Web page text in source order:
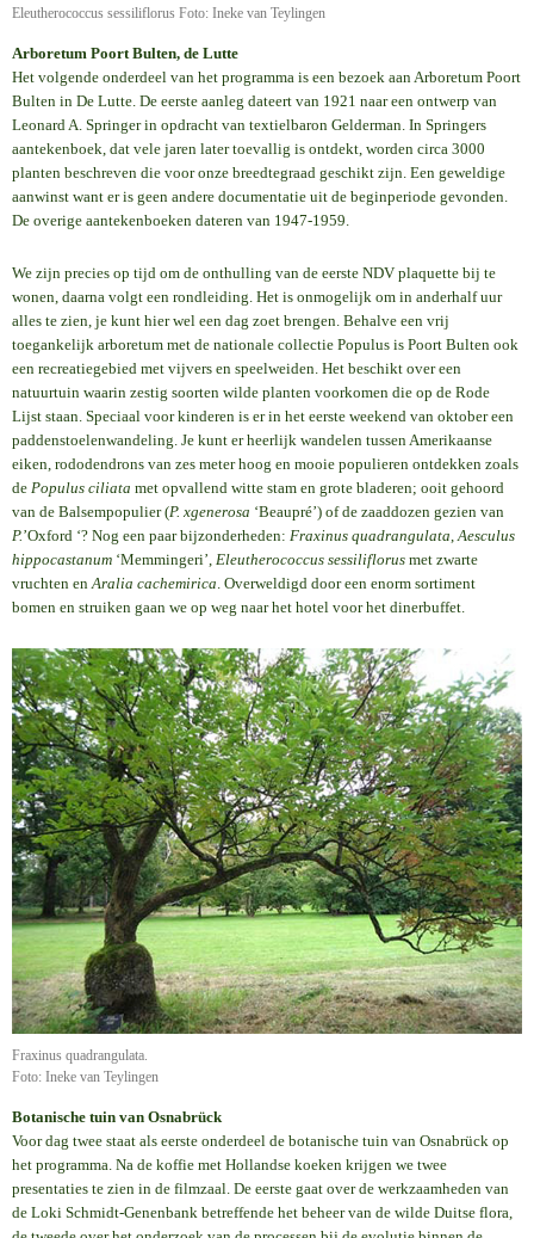
Eleutherococcus sessiliflorus Foto: Ineke van Teylingen
Arboretum Poort Bulten, de Lutte
Het volgende onderdeel van het programma is een bezoek aan Arboretum Poort
Bulten in De Lutte. De eerste aanleg dateert van 1921 naar een ontwerp van
Leonard A. Springer in opdracht van textielbaron Gelderman. In Springers
aantekenboek, dat vele jaren later toevallig is ontdekt, worden circa 3000
planten beschreven die voor onze breedtegraad geschikt zijn. Een geweldige
aanwinst want er is geen andere documentatie uit de beginperiode gevonden.
De overige aantekenboeken dateren van 1947-1959.
We zijn precies op tijd om de onthulling van de eerste NDV plaquette bij te
wonen, daarna volgt een rondleiding. Het is onmogelijk om in anderhalf uur
alles te zien, je kunt hier wel een dag zoet brengen. Behalve een vrij
toegankelijk arboretum met de nationale collectie Populus is Poort Bulten ook
een recreatiegebied met vijvers en speelweiden. Het beschikt over een
natuurtuin waarin zestig soorten wilde planten voorkomen die op de Rode
Lijst staan. Speciaal voor kinderen is er in het eerste weekend van oktober een
paddenstoelenwandeling. Je kunt er heerlijk wandelen tussen Amerikaanse
eiken, rododendrons van zes meter hoog en mooie populieren ontdekken zoals
de Populus ciliata met opvallend witte stam en grote bladeren; ooit gehoord
van de Balsempopulier (P. xgenerosa ‘Beaupré’) of de zaaddozen gezien van
P.’Oxford ‘? Nog een paar bijzonderheden: Fraxinus quadrangulata,Aesculus
hippocastanum ‘Memmingeri’, Eleutherococcus sessiliflorus met zwarte
vruchten enAralia cachemirica. Overweldigd door een enorm sortiment
bomen en struiken gaan we op weg naar het hotel voor het dinerbuffet.
Fraxinus quadrangulata.
Foto: Ineke van Teylingen
Botanische tuin van Osnabrück
Voor dag twee staat als eerste onderdeel de botanische tuin van Osnabrück op
het programma. Na de koffie met Hollandse koeken krijgen we twee
presentaties te zien in de filmzaal. De eerste gaat over de werkzaamheden van
de Loki Schmidt-Genenbank betreffende het beheer van de wilde Duitse flora,